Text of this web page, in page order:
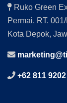
Ruko Green
Permai, RT.
Kota Depok,
+62 811